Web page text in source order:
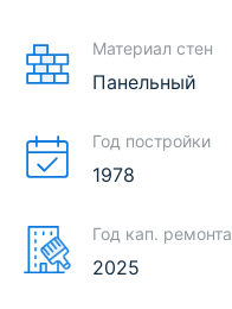
Материал стен
Панельный
Год постройки
1978
Год кап. ремонта
2025